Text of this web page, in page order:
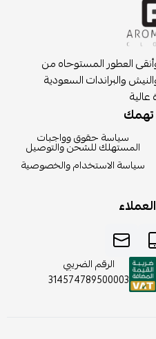
العطور المستوحاه من
والبراندات السعودية
تهمك
سياسة حقوق وواجبات
المستهلك للشحن والتوصيل
سياسة الاستخدام والخصوصية
الرقم الضريبي
314574789500003